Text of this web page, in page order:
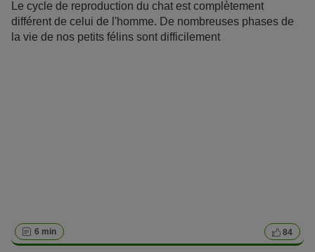
Le cycle de reproduction du chat est complètement
différent de celui de l'homme. De nombreuses phases de
la vie de nos petits félins sont difficilement
6 min 84